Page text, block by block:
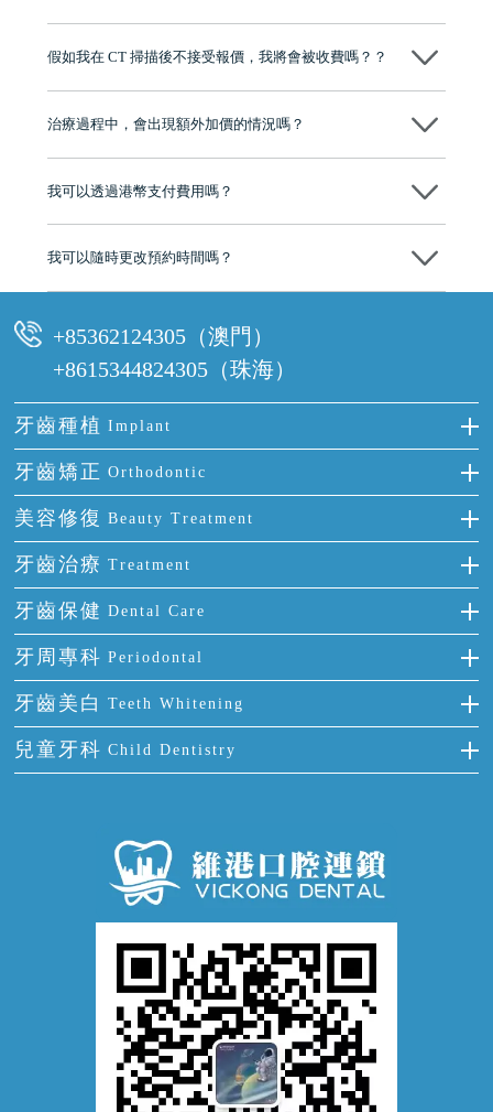
牌」、「2025香港企業領袖品牌」，是諾貝爾種植系統全球放心植牙中
至今已服務超過三十個國家和地區的顧客，受到粵港澳大灣區及周邊城
有咨詢及服務保障中心，有任何問題都可以隨時預約免費咨詢，讓人十
假如我在 CT 掃描後不接受報價，我將會被收費嗎？？
治療過程中，會出現額外加價的情況嗎？
我可以透過港幣支付費用嗎？
可以。維港口腔會按照當日匯率轉算收取費用，而匯率會及時告知客人
我可以隨時更改預約時間嗎？
+85362124305（澳門）
+8615344824305（珠海）
牙齒種植 Implant
種牙
單顆牙缺失
門牙缺失
多顆牙缺失
半口缺失
全口缺失
牙齒矯正 Orthodontic
隱形箍牙
前牙反頜
牙齒擁擠
牙齒前突
牙齒稀疏
美容修復 Beauty Treatment
全瓷牙
烤瓷牙
氟斑牙
四環素牙
活動假牙
牙貼面
牙齒治療 Treatment
補牙
智齒
根管治療
拔牙
牙痛
牙齒保健 Dental Care
正確刷牙
全國愛牙日
預防牙病
牙科通識
牙周專科 Periodontal
牙周炎
牙齦出血
牙齦炎
牙齦萎縮
牙齒美白 Teeth Whitening
冷光美白
兒童牙科 Child Dentistry